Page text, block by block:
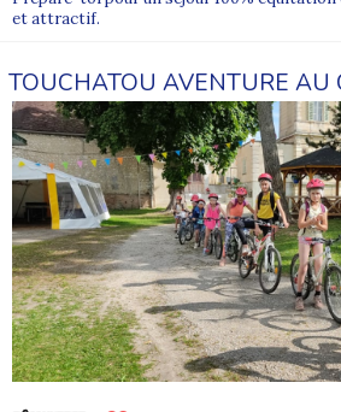
et attractif.
TOUCHATOU AVENTURE AU